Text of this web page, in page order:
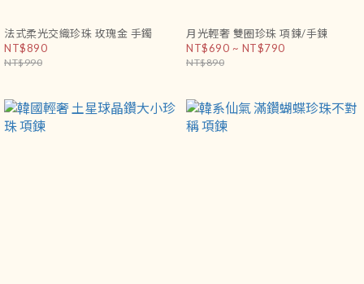
法式柔光交織珍珠 玫瑰金 手鐲
NT$890
NT$990
月光輕奢 雙圈珍珠 項鍊/手鍊
NT$690 ~ NT$790
NT$890